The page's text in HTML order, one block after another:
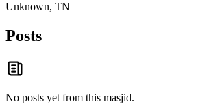
Unknown, TN
Posts
No posts yet from this masjid.